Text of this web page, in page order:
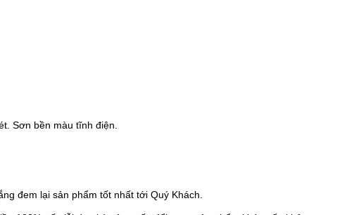
Sơn bền màu tĩnh điện.
đem lại sản phẩm tốt nhất tới Quý Khách.